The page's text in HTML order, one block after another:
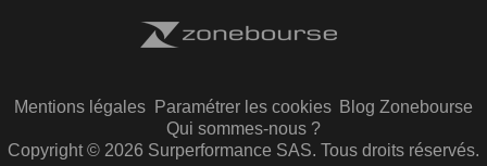
Mentions légales Paramétrer les cookies Blog Zonebourse
Qui sommes-nous ?
Copyright © 2026 Surperformance SAS. Tous droits réservés.